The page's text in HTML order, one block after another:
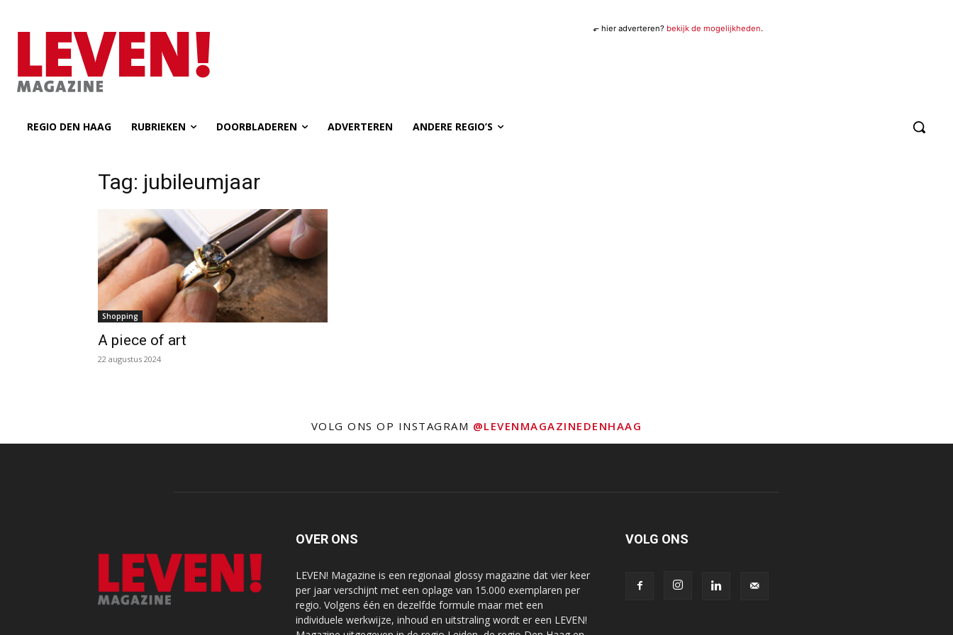
⬐ hier adverteren? bekijk de mogelijkheden.
REGIO DEN HAAG RUBRIEKEN DOORBLADEREN ADVERTEREN ANDERE REGIO’S
Tag: jubileumjaar
Shopping
A piece of art
22 augustus 2024
VOLG ONS OP INSTAGRAM @LEVENMAGAZINEDENHAAG
OVER ONS
LEVEN! Magazine is een regionaal glossy magazine dat vier keer
per jaar verschijnt met een oplage van 15.000 exemplaren per
regio. Volgens één en dezelfde formule maar met een
individuele werkwijze, inhoud en uitstraling wordt er een LEVEN!
VOLG ONS